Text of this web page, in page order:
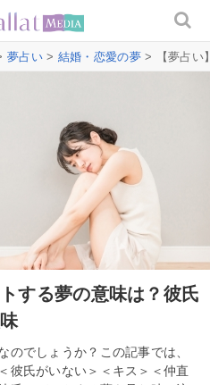
夢占い> 結婚・恋愛の夢> 【夢占い
する夢の意味は？彼氏
のでしょうか？この記事では、
彼氏がいない＞＜キス＞＜仲直